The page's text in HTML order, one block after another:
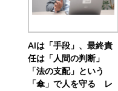
AIは「手段」、最終責
任は「人間の判断」
「法の支配」という
「傘」で人を守る レ